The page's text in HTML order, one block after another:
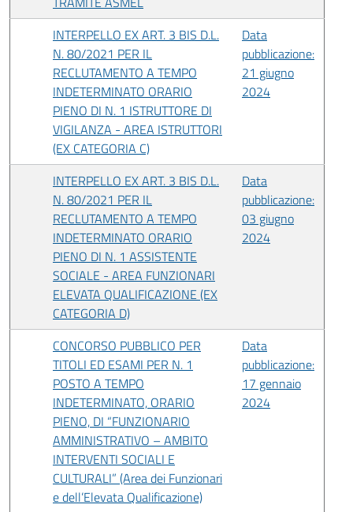
INTERPELLO EX ART. 3 BIS D.L.
N. 80/2021 PER IL
RECLUTAMENTO A TEMPO
INDETERMINATO ORARIO
PIENO DI N. 1 ISTRUTTORE DI
VIGILANZA - AREA ISTRUTTORI
(EX CATEGORIA C)
Data
pubblicazione:
21 giugno
2024
INTERPELLO EX ART. 3 BIS D.L.
N. 80/2021 PER IL
RECLUTAMENTO A TEMPO
INDETERMINATO ORARIO
PIENO DI N. 1 ASSISTENTE
SOCIALE - AREA FUNZIONARI
ELEVATA QUALIFICAZIONE (EX
CATEGORIA D)
Data
pubblicazione:
03 giugno
2024
CONCORSO PUBBLICO PER
TITOLI ED ESAMI PER N. 1
POSTO A TEMPO
INDETERMINATO, ORARIO
PIENO, DI “FUNZIONARIO
AMMINISTRATIVO – AMBITO
INTERVENTI SOCIALI E
CULTURALI” (Area dei Funzionari
e dell’Elevata Qualificazione)
Data
pubblicazione:
17 gennaio
2024